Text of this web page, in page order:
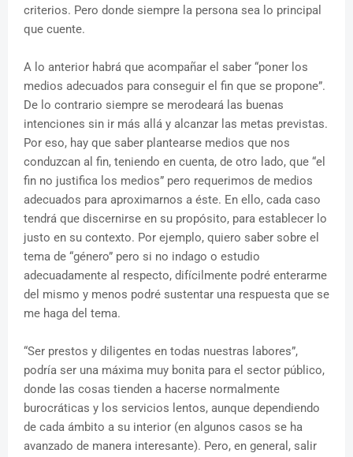
criterios. Pero donde siempre la persona sea lo principal
que cuente.
A lo anterior habrá que acompañar el saber “poner los
medios adecuados para conseguir el fin que se propone”.
De lo contrario siempre se merodeará las buenas
intenciones sin ir más allá y alcanzar las metas previstas.
Por eso, hay que saber plantearse medios que nos
conduzcan al fin, teniendo en cuenta, de otro lado, que “el
fin no justifica los medios” pero requerimos de medios
adecuados para aproximarnos a éste. En ello, cada caso
tendrá que discernirse en su propósito, para establecer lo
justo en su contexto. Por ejemplo, quiero saber sobre el
tema de “género” pero si no indago o estudio
adecuadamente al respecto, difícilmente podré enterarme
del mismo y menos podré sustentar una respuesta que se
me haga del tema.
“Ser prestos y diligentes en todas nuestras labores”,
podría ser una máxima muy bonita para el sector público,
donde las cosas tienden a hacerse normalmente
burocráticas y los servicios lentos, aunque dependiendo
de cada ámbito a su interior (en algunos casos se ha
avanzado de manera interesante). Pero, en general, salir